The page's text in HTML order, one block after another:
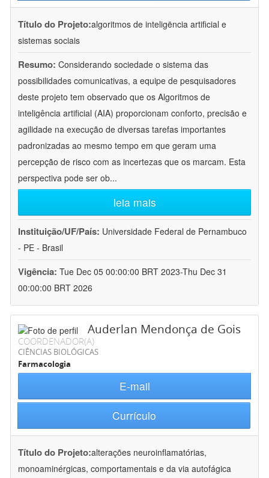
Título do Projeto:algoritmos de inteligëncia artificial e
sistemas sociais
Resumo: Considerando sociedade o sistema das
possibilidades comunicativas, a equipe de pesquisadores
deste projeto tem observado que os Algoritmos de
inteligência artificial (AIA) proporcionam conforto, precisão e
agilidade na execução de diversas tarefas importantes
padronizadas ao mesmo tempo em que geram uma
percepção de risco com as incertezas que os marcam. Esta
perspectiva pode ser ob...
leia mais
Instituição/UF/País: Universidade Federal de Pernambuco
- PE - Brasil
Vigência: Tue Dec 05 00:00:00 BRT 2023-Thu Dec 31
00:00:00 BRT 2026
Auderlan Mendonça de Gois
COORDENADOR(A)
CIÊNCIAS BIOLÓGICAS
Farmacologia
E-mail
Currículo
Título do Projeto:alterações neuroinflamatórias,
monoaminérgicas, comportamentais e da via autofágica